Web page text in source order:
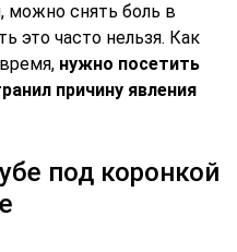
можно снять боль в
это часто нельзя. Как
нужно посетить
причину явления
под коронкой